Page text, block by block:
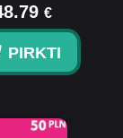
€
PIRKTI